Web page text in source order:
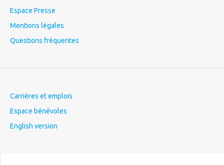
Espace Presse
Mentions légales
Questions fréquentes
Carrières et emplois
Espace bénévoles
English version